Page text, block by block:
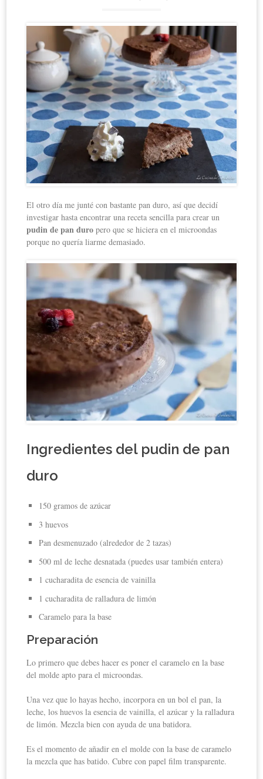
El otro día me junté con bastante pan duro, así que decidí
investigar hasta encontrar una receta sencilla para crear un
pudin de pan duro pero que se hiciera en el microondas
porque no quería liarme demasiado.
Ingredientes del pudin de pan
duro
150 gramos de azúcar
3 huevos
Pan desmenuzado (alrededor de 2 tazas)
500 ml de leche desnatada (puedes usar también entera)
1 cucharadita de esencia de vainilla
1 cucharadita de ralladura de limón
Caramelo para la base
Preparación
Lo primero que debes hacer es poner el caramelo en la base
del molde apto para el microondas.
Una vez que lo hayas hecho, incorpora en un bol el pan, la
leche, los huevos la esencia de vainilla, el azúcar y la ralladura
de limón. Mezcla bien con ayuda de una batidora.
Es el momento de añadir en el molde con la base de caramelo
la mezcla que has batido. Cubre con papel film transparente.